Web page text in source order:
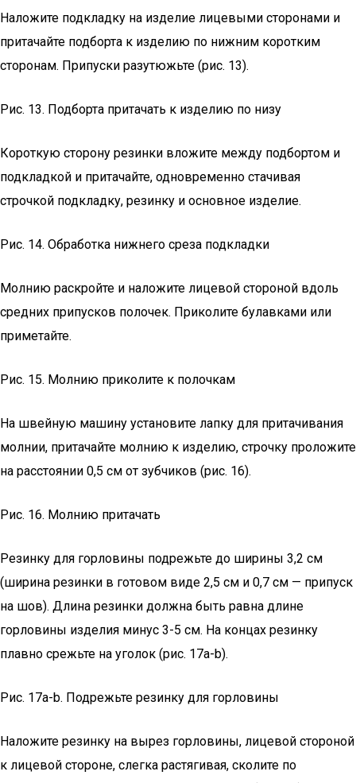
Наложите подкладку на изделие лицевыми сторонами и
притачайте подборта к изделию по нижним коротким
сторонам. Припуски разутюжьте (рис. 13).
Рис. 13. Подборта притачать к изделию по низу
Короткую сторону резинки вложите между подбортом и
подкладкой и притачайте, одновременно стачивая
строчкой подкладку, резинку и основное изделие.
Рис. 14. Обработка нижнего среза подкладки
Молнию раскройте и наложите лицевой стороной вдоль
средних припусков полочек. Приколите булавками или
приметайте.
Рис. 15. Молнию приколите к полочкам
На швейную машину установите лапку для притачивания
молнии, притачайте молнию к изделию, строчку проложите
на расстоянии 0,5 см от зубчиков (рис. 16).
Рис. 16. Молнию притачать
Резинку для горловины подрежьте до ширины 3,2 см
(ширина резинки в готовом виде 2,5 см и 0,7 см — припуск
на шов). Длина резинки должна быть равна длине
горловины изделия минус 3-5 см. На концах резинку
плавно срежьте на уголок (рис. 17a-b).
Рис. 17а-b. Подрежьте резинку для горловины
Наложите резинку на вырез горловины, лицевой стороной
к лицевой стороне, слегка растягивая, сколите по